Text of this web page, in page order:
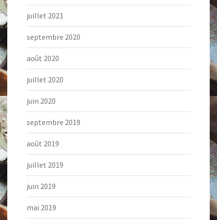
juillet 2021
septembre 2020
août 2020
juillet 2020
juin 2020
septembre 2019
août 2019
juillet 2019
juin 2019
mai 2019